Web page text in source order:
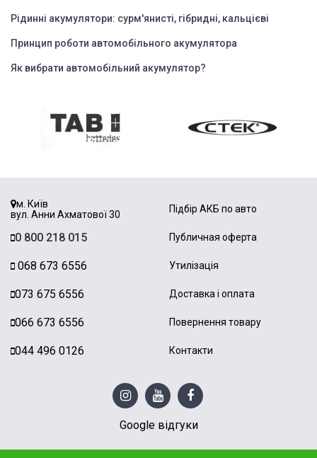
Рідинні акумулятори: сурм'янисті, гібридні, кальцієві
Принцип роботи автомобільного акумулятора
Як вибрати автомобільний акумулятор?
м. Київ
вул. Анни Ахматової 30
0 800 218 015
068 673 6556
073 675 6556
066 673 6556
044 496 0126
Підбір АКБ по авто
Публичная оферта
Утилізація
Доставка і оплата
Повернення товару
Контакти
Google відгуки